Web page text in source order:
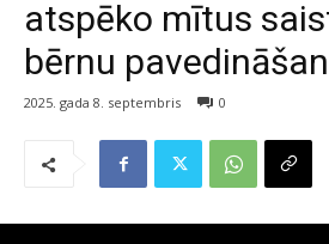
atspēko mītus
bērnu
2025. gada 8. septembris 0